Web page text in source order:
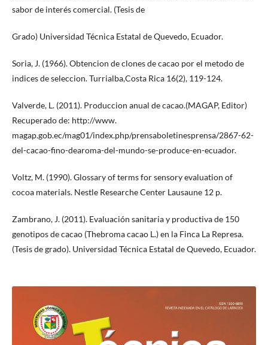
sabor de interés comercial. (Tesis de
Grado) Universidad Técnica Estatal de Quevedo, Ecuador.
Soria, J. (1966). Obtencion de clones de cacao por el metodo de
indices de seleccion. Turrialba,Costa Rica 16(2), 119-124.
Valverde, L. (2011). Produccion anual de cacao.(MAGAP, Editor)
Recuperado de: http://www.
magap.gob.ec/mag01/index.php/prensaboletinesprensa/2867-62-
del-cacao-fino-dearoma-del-mundo-se-produce-en-ecuador.
Voltz, M. (1990). Glossary of terms for sensory evaluation of
cocoa materials. Nestle Researche Center Lausaune 12 p.
Zambrano, J. (2011). Evaluación sanitaria y productiva de 150
genotipos de cacao (Thebroma cacao L.) en la Finca La Represa.
(Tesis de grado). Universidad Técnica Estatal de Quevedo, Ecuador.